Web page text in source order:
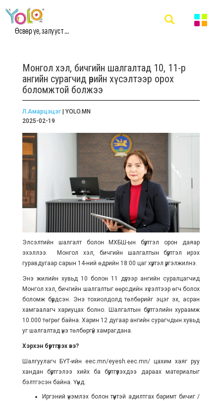
Өсвөр үе, залууст ...
Монгол хэл, бичгийн шалгалтад 10, 11-р
ангийн сурагчид өөрийн хүсэлтээр орох
боломжтой болжээ
Л.Амарцэцэг| YOLO.MN
2025-02-19
Элсэлтийн шалгалт болон МХБШ-ын бүртгэл орон даяар
эхэллээ. Монгол хэл, бичгийн шалгалтын бүртгэл ирэх
гуравдугаар сарын 14-ний өдрийн 18:00 цаг хүртэл үргэлжилнэ.
Энэ жилийн хувьд 10 болон 11 дүгээр ангийн суралцагчид
Монгол хэл, бичгийн шалгалтыг өөрсдийн хүсэлтээр өгч болох
боломж бүрдсэн. Энэ тохиолдолд төлбөрийг эцэг эх, асран
хамгаалагч хариуцах болно. Шалгалтын бүртгэлийн хураамж
10.000 төгрөг байна. Харин 12 дугаар ангийн сурагчдын хувьд
уг шалгалтад үнэ төлбөргүй хамрагдана.
Хэрхэн бүртгүүлэх вэ?
Шалгуулагч БҮТ-ийн eec.mn/eyesh.eec.mn/ цахим хаяг руу
хандан бүртгэлээ хийх ба бүртгүүлэхдээ дараах материалыг
бэлтгэсэн байна. Үүнд:
Иргэний үнэмлэх болон түүнтэй адилтгах баримт бичиг /